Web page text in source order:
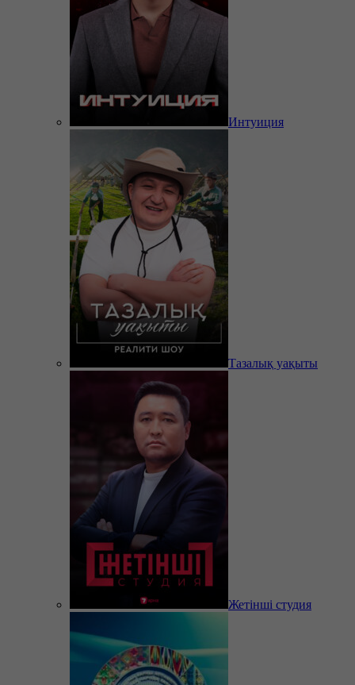
Интуиция
Тазалық уақыты
Жетінші студия